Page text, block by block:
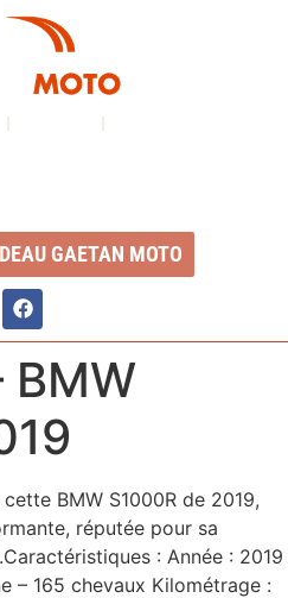
GAETAN MOTO
BMW
BMW S1000R de 2019,
réputée pour sa
: Année : 2019
– 165 chevaux Kilométrage :